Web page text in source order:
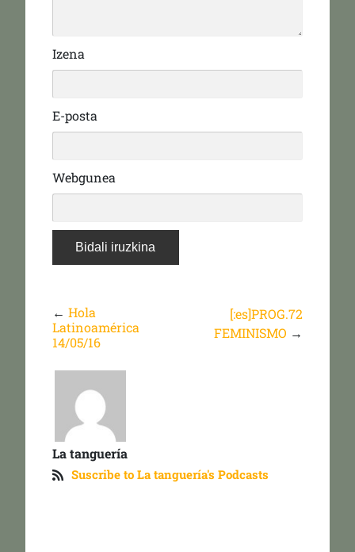
Izena
E-posta
Webgunea
← Hola
Latinoamérica
14/05/16
[:es]PROG.72
FEMINISMO →
La tanguería
Suscribe to La tanguería's Podcasts